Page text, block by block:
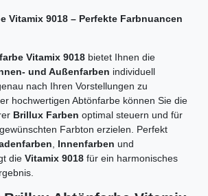
Vitamix 9018 – Perfekte Farbnuancen
Vitamix 9018 bietet Ihnen die
und Außenfarben individuell
nach Ihren Vorstellungen zu
hochwertigen Abtönfarbe können Sie die
Brillux Farben optimal steuern und für
Farbton erzielen. Perfekt
Innenfarben und
die Vitamix 9018 für ein harmonisches